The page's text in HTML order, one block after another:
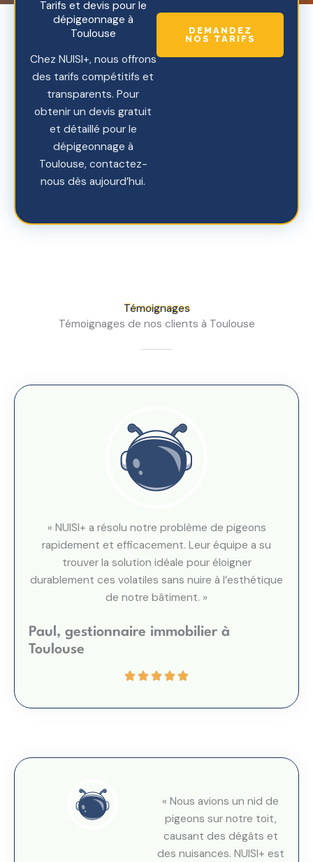
Tarifs et devis pour le
dépigeonnage à
Toulouse
Chez NUISI+, nous offrons
des tarifs compétitifs et
transparents. Pour
obtenir un devis gratuit
et détaillé pour le
dépigeonnage à
Toulouse, contactez-
nous dès aujourd’hui.
DEMANDEZ
NOS TARIFS
Témoignages
Témoignages de nos clients à Toulouse
« NUISI+ a résolu notre problème de pigeons
rapidement et efficacement. Leur équipe a su
trouver la solution idéale pour éloigner
durablement ces volatiles sans nuire à l’esthétique
de notre bâtiment. »
Paul, gestionnaire immobilier à
Toulouse
« Nous avions un nid de
pigeons sur notre toit,
causant des dégâts et
des nuisances. NUISI+ est